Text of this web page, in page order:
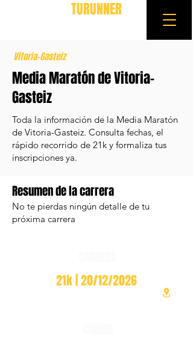
TURUNNER
Vitoria-Gasteiz
Media Maratón de Vitoria-
Gasteiz
Toda la información de la Media Maratón
de Vitoria-Gasteiz. Consulta fechas, el
rápido recorrido de 21k y formaliza tus
inscripciones ya.
Resumen de la carrera
No te pierdas ningún detalle de tu
próxima carrera
21k | 20/12/2026